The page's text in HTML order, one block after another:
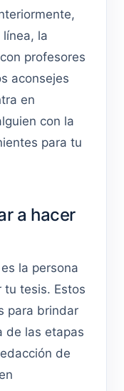
la
profesores
aconsejes
en
con la
para tu
a hacer
la persona
tesis. Estos
para brindar
de las etapas
de